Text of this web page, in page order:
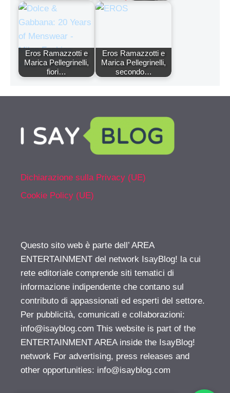
Eros Ramazzotti e
Marica Pellegrinelli,
fiori…
Eros Ramazzotti e
Marica Pellegrinelli,
secondo…
Dichiarazione sulla Privacy (UE)
Cookie Policy (UE)
Questo sito web è parte dell’ AREA
ENTERTAINMENT del network IsayBlog! la cui
rete editoriale comprende siti tematici di
informazione indipendente che contano sul
contributo di appassionati ed esperti del settore.
Per pubblicità, comunicati e collaborazioni:
info@isayblog.com This website is part of the
ENTERTAINMENT AREA inside the IsayBlog!
network For advertising, press releases and
other opportunities: info@isayblog.com